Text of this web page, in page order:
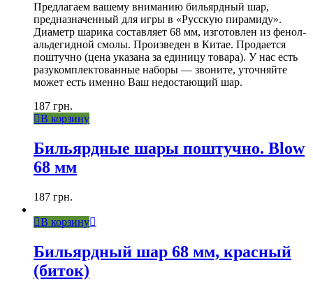
Предлагаем вашему вниманию бильярдный шар,
предназначенный для игры в «Русскую пирамиду».
Диаметр шарика составляет 68 мм, изготовлен из фенол-
альдегидной смолы. Произведен в Китае. Продается
поштучно (цена указана за единицу товара). У нас есть
разукомплектованные наборы — звоните, уточняйте
может есть именно Ваш недостающий шар.
187 грн.
В корзину
Бильярдные шары поштучно. Blow
68 мм
187 грн.
В корзину
Бильярдный шар 68 мм, красный
(биток)